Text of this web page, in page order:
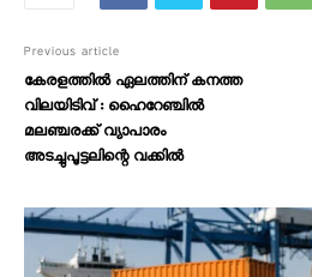
Previous article
കേരളത്തിൽ ഏലത്തിന് കനത്ത
വിലയിടിവ് : ഹൈറേഞ്ചിൽ
മലഞ്ചരക്ക് വ്യാപാരം
അടച്ചുപൂട്ടലിന്റെ വക്കിൽ